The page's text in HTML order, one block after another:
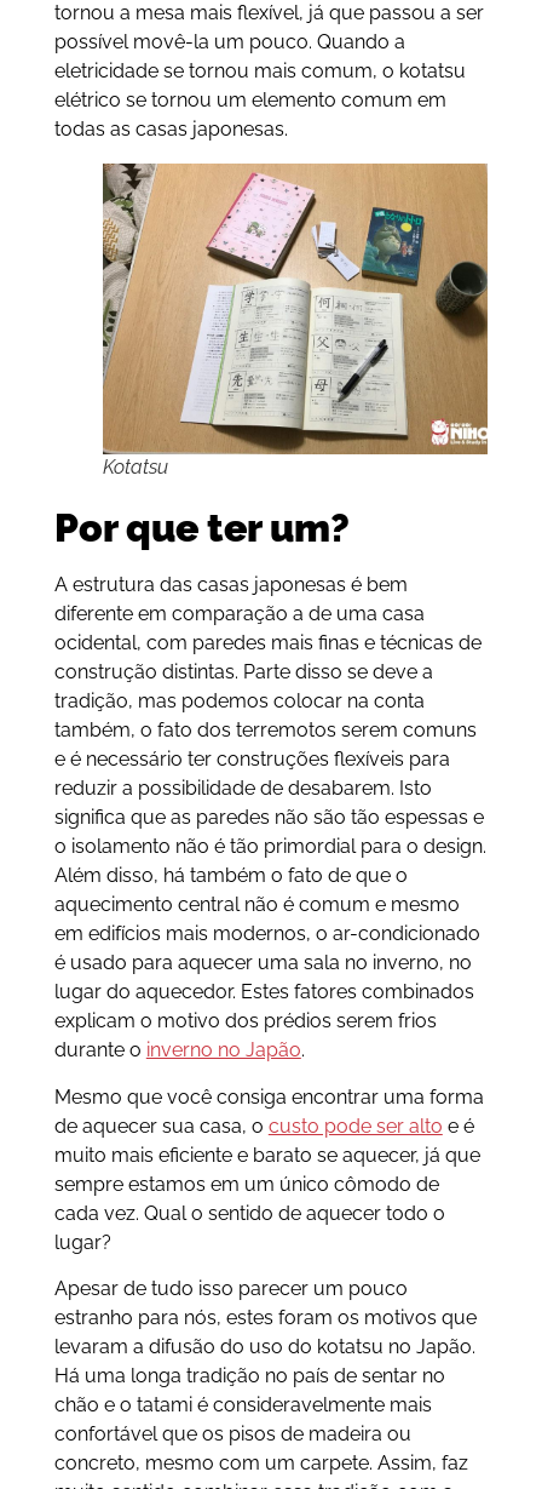
tornou a mesa mais flexível, já que passou a ser
possível movê-la um pouco. Quando a
eletricidade se tornou mais comum, o kotatsu
elétrico se tornou um elemento comum em
todas as casas japonesas.
Kotatsu
Por que ter um?
A estrutura das casas japonesas é bem
diferente em comparação a de uma casa
ocidental, com paredes mais finas e técnicas de
construção distintas. Parte disso se deve a
tradição, mas podemos colocar na conta
também, o fato dos terremotos serem comuns
e é necessário ter construções flexíveis para
reduzir a possibilidade de desabarem. Isto
significa que as paredes não são tão espessas e
o isolamento não é tão primordial para o design.
Além disso, há também o fato de que o
aquecimento central não é comum e mesmo
em edifícios mais modernos, o ar-condicionado
é usado para aquecer uma sala no inverno, no
lugar do aquecedor. Estes fatores combinados
explicam o motivo dos prédios serem frios
durante o inverno no Japão.
Mesmo que você consiga encontrar uma forma
de aquecer sua casa, o custo pode ser alto e é
muito mais eficiente e barato se aquecer, já que
sempre estamos em um único cômodo de
cada vez. Qual o sentido de aquecer todo o
lugar?
Apesar de tudo isso parecer um pouco
estranho para nós, estes foram os motivos que
levaram a difusão do uso do kotatsu no Japão.
Há uma longa tradição no país de sentar no
chão e o tatami é consideravelmente mais
confortável que os pisos de madeira ou
concreto, mesmo com um carpete. Assim, faz